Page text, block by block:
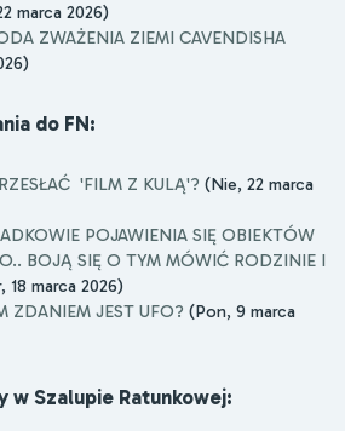
marca 2026)
ZWAŻENIA ZIEMI CAVENDISHA
do FN:
'FILM Z KULĄ'? (Nie, 22 marca
POJAWIENIA SIĘ OBIEKTÓW
BOJĄ SIĘ O TYM MÓWIĆ RODZINIE I
18 marca 2026)
ZDANIEM JEST UFO? (Pon, 9 marca
w Szalupie Ratunkowej: